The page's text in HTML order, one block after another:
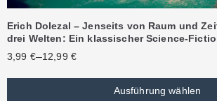
Erich Dolezal – Jenseits von Raum und
drei Welten: Ein klassischer Science-
3,99 €–12,99 €
Ausführung wählen